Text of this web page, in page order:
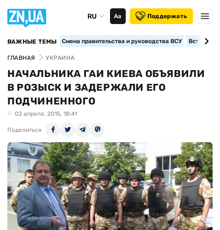
RU Аа Поддержать
ВАЖНЫЕ ТЕМЫ Смена правительства и руководства ВСУ
ГЛАВНАЯ УКРАИНА
НАЧАЛЬНИКА ГАИ КИЕВА ОБЪЯВИЛИ
В РОЗЫСК И ЗАДЕРЖАЛИ ЕГО
ПОДЧИНЕННОГО
02 апреля, 2015, 18:41
Поделиться